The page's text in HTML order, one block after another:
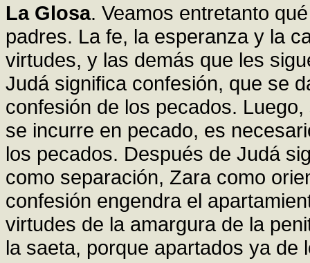
La Glosa. Veamos entretanto
padres. La fe, la esperanza y la
virtudes, y las demás que les
Judá significa confesión, que se
confesión de los pecados.
se incurre en pecado, es
los pecados. Después de Judá
como separación, Zara como
confesión engendra el
virtudes de la amargura de la
la saeta, porque apartados ya